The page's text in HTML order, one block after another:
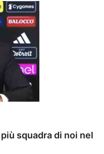
squadra di noi nel